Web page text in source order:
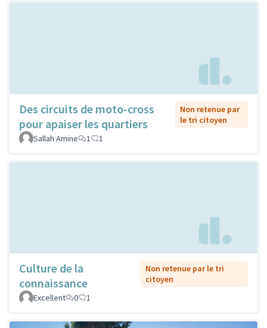
Des circuits de moto-cross
pour apaiser les quartiers
Non retenue par
le tri citoyen
Sallah Amine
1 1
Culture de la
connaissance
Non retenue par le tri
citoyen
Excellent
0 1